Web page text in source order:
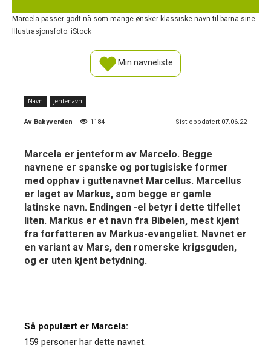
Marcela passer godt nå som mange ønsker klassiske navn til barna sine.
Illustrasjonsfoto: iStock
Min navneliste
Navn Jentenavn
Av Babyverden 1184 Sist oppdatert 07.06.22
Marcela er jenteform av Marcelo. Begge
navnene er spanske og portugisiske former
med opphav i guttenavnet Marcellus. Marcellus
er laget av Markus, som begge er gamle
latinske navn. Endingen -el betyr i dette tilfellet
liten. Markus er et navn fra Bibelen, mest kjent
fra forfatteren av Markus-evangeliet. Navnet er
en variant av Mars, den romerske krigsguden,
og er uten kjent betydning.
Så populært er Marcela:
159 personer har dette navnet.